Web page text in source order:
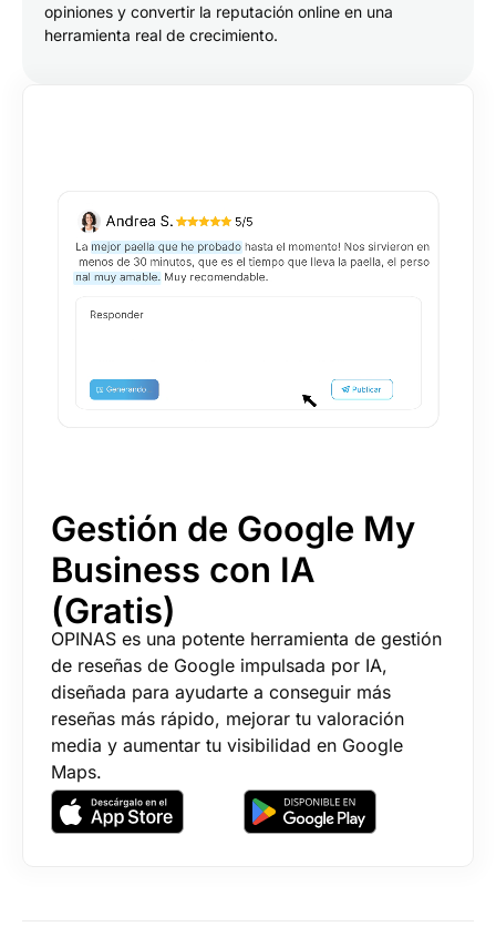
opiniones y convertir la reputación online en una
herramienta real de crecimiento.
Gestión de Google My
Business con IA
(Gratis)
OPINAS es una potente herramienta de gestión
de reseñas de Google impulsada por IA,
diseñada para ayudarte a conseguir más
reseñas más rápido, mejorar tu valoración
media y aumentar tu visibilidad en Google
Maps.